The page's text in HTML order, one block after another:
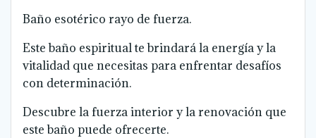
Baño esotérico rayo de fuerza.
Este baño espiritual te brindará la energía y la
vitalidad que necesitas para enfrentar desafíos
con determinación.
Descubre la fuerza interior y la renovación que
este baño puede ofrecerte.